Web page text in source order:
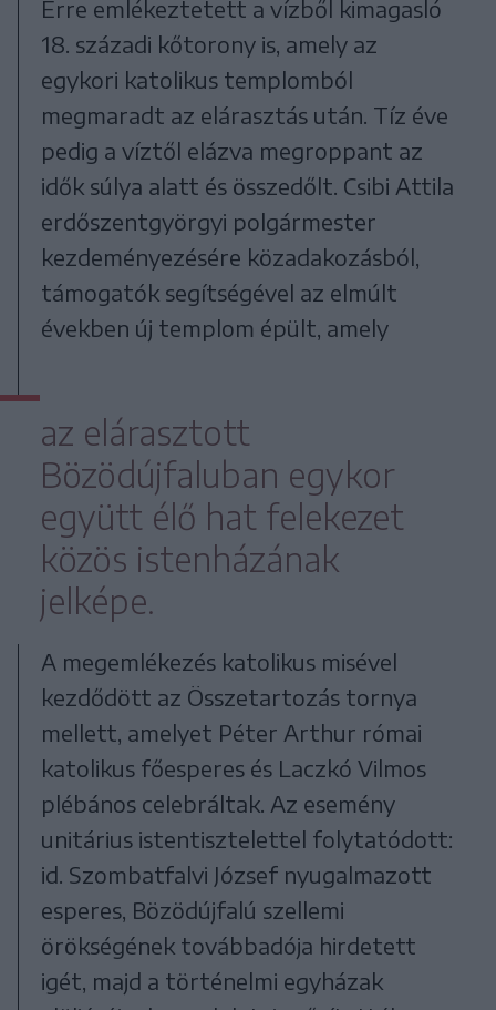
Erre emlékeztetett a vízből kimagasló
18. századi kőtorony is, amely az
egykori katolikus templomból
megmaradt az elárasztás után. Tíz éve
pedig a víztől elázva megroppant az
idők súlya alatt és összedőlt. Csibi Attila
erdőszentgyörgyi polgármester
kezdeményezésére közadakozásból,
támogatók segítségével az elmúlt
években új templom épült, amely
az elárasztott
Bözödújfaluban egykor
együtt élő hat felekezet
közös istenházának
jelképe.
A megemlékezés katolikus misével
kezdődött az Összetartozás tornya
mellett, amelyet Péter Arthur római
katolikus főesperes és Laczkó Vilmos
plébános celebráltak. Az esemény
unitárius istentisztelettel folytatódott:
id. Szombatfalvi József nyugalmazott
esperes, Bözödújfalú szellemi
örökségének továbbadója hirdetett
igét, majd a történelmi egyházak